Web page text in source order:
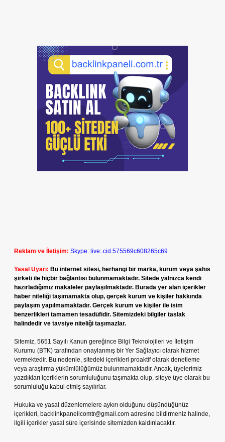
Reklam ve İletişim: Skype: live:.cid.575569c608265c69
Yasal Uyarı: Bu internet sitesi, herhangi bir marka, kurum veya şahıs
şirketi ile hiçbir bağlantısı bulunmamaktadır. Sitede yalnızca kendi
hazırladığımız makaleler paylaşılmaktadır. Burada yer alan içerikler
haber niteliği taşımamakta olup, gerçek kurum ve kişiler hakkında
paylaşım yapılmamaktadır. Gerçek kurum ve kişiler ile isim
benzerlikleri tamamen tesadüfidir. Sitemizdeki bilgiler taslak
halindedir ve tavsiye niteliği taşımazlar.
Sitemiz, 5651 Sayılı Kanun gereğince Bilgi Teknolojileri ve İletişim
Kurumu (BTK) tarafından onaylanmış bir Yer Sağlayıcı olarak hizmet
vermektedir. Bu nedenle, sitedeki içerikleri proaktif olarak denetleme
veya araştırma yükümlülüğümüz bulunmamaktadır. Ancak, üyelerimiz
yazdıkları içeriklerin sorumluluğunu taşımakta olup, siteye üye olarak bu
sorumluluğu kabul etmiş sayılırlar.
Hukuka ve yasal düzenlemelere aykırı olduğunu düşündüğünüz
içerikleri, backlinkpanelicomtr@gmail.com adresine bildirmeniz halinde,
ilgili içerikler yasal süre içerisinde sitemizden kaldırılacaktır.